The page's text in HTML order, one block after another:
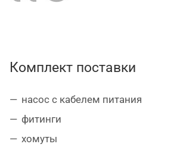
Комплект поставки
насос с кабелем питания
фитинги
хомуты